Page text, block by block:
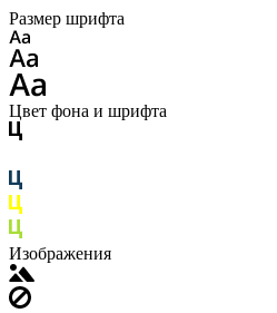
Размер шрифта
Цвет фона и шрифта
Изображения